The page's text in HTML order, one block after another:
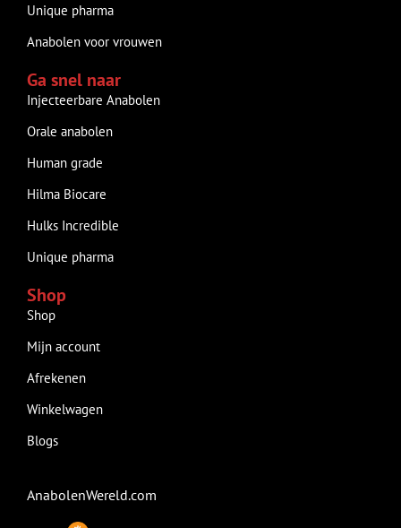
Unique pharma
Anabolen voor vrouwen
Ga snel naar
Injecteerbare Anabolen
Orale anabolen
Human grade
Hilma Biocare
Hulks Incredible
Unique pharma
Shop
Shop
Mijn account
Afrekenen
Winkelwagen
Blogs
AnabolenWereld.com